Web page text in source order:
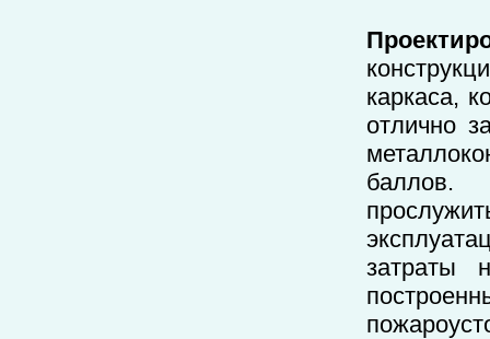
каркаса,
отлично
баллов.
затраты